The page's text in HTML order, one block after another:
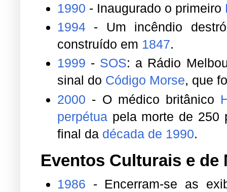
1990 - Inaugurado o primeiro
1994 - Um incêndio
construído em 1847.
1999 - SOS: a Rádio
sinal do Código Morse, que
2000 - O médico britânico
perpétua pela morte de
final da década de 1990.
Eventos Culturais e de
1986 - Encerram-se as